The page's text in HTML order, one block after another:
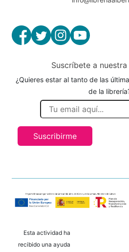
Suscríbete a
¿Quieres estar al tanto de las
de la
Suscribirme
Esta actividad ha
recibido una ayuda